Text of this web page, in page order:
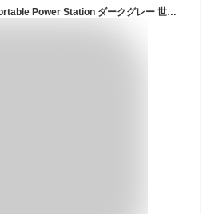
Anker Solix C1000 Gen 2 Portable Power Station ダークグレー 世界最小クラス 世界最速の急速充電54分 大容量 ポータブル電源1024Wh 高出力AC 1550W 長寿命10年 静音設計 リン酸鉄 コンパクト パススルー アプリ操作簡単 キャンプ 防災 停電対策 車中泊 1000Wh容量帯 アンカー